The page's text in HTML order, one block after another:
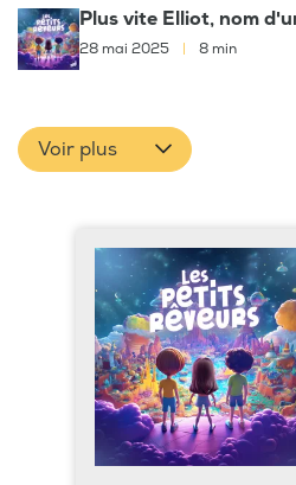
Plus vite Elliot, nom
28 mai 2025 8 min
Voir plus